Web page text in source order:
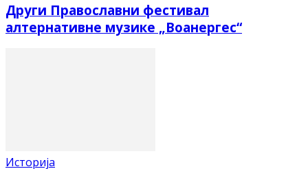
Други Православни фестивал
алтернативне музике „Воанергес“
Историја